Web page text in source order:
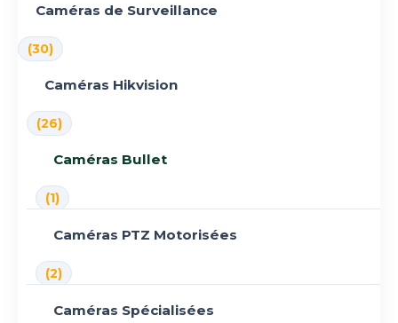
Caméras de Surveillance
(30)
Caméras Hikvision
(26)
Caméras Bullet
(1)
Caméras PTZ Motorisées
(2)
Caméras Spécialisées